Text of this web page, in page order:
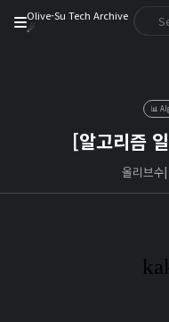
Olive-Su Tech Archive
☄︎
📊
[알고리즘
올리브수|